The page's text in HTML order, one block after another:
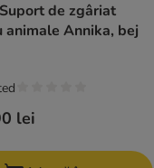
de zgâriat
animale Annika, bej
lei